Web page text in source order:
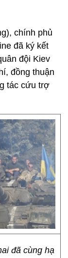
chính phủ
đã ký kết
đội Kiev
đồng thuận
tác cứu trợ
đã cùng hạ